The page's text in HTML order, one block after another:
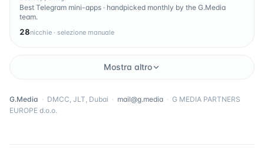
Best Telegram mini-apps · handpicked monthly by the G.Media
team.
28nicchie · selezione manuale
Mostra altro
G.Media · DMCC, JLT, Dubai · mail@g.media · G MEDIA PARTNERS
EUROPE d.o.o.